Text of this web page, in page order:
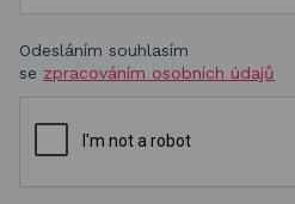
Odesláním souhlasím
se zpracováním osobních údajů